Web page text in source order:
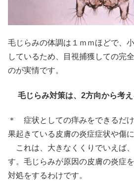
毛じらみの体調は１ｍｍほどで、
しているため、目視捕獲しての完
のが実情です。
毛じらみ対策は、2方向から考え
＊ 症状としての痒みをできるだ
果起きている皮膚の炎症症状や傷に
これは、大きなくくりでいえば
す。毛じらみが原因の皮膚の炎症
対処をするわけです。